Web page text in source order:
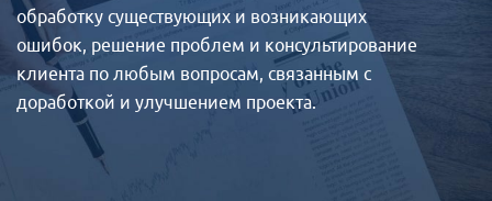
обработку существующих и возникающих
ошибок, решение проблем и консультирование
клиента по любым вопросам, связанным с
доработкой и улучшением проекта.